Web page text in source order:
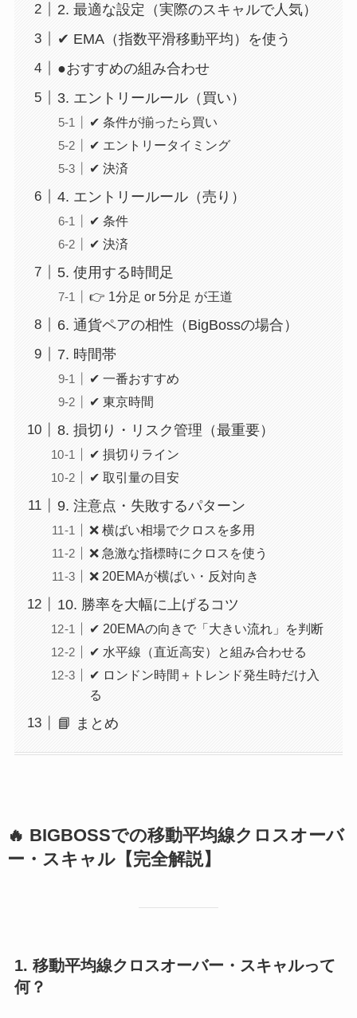
2. 最適な設定（実際のスキャルで人気）
✔ EMA（指数平滑移動平均）を使う
●おすすめの組み合わせ
3. エントリールール（買い）
✔ 条件が揃ったら買い
✔ エントリータイミング
✔ 決済
4. エントリールール（売り）
✔ 条件
✔ 決済
5. 使用する時間足
👉 1分足 or 5分足 が王道
6. 通貨ペアの相性（BigBossの場合）
7. 時間帯
✔ 一番おすすめ
✔ 東京時間
8. 損切り・リスク管理（最重要）
✔ 損切りライン
✔ 取引量の目安
9. 注意点・失敗するパターン
❌ 横ばい相場でクロスを多用
❌ 急激な指標時にクロスを使う
❌ 20EMAが横ばい・反対向き
10. 勝率を大幅に上げるコツ
✔ 20EMAの向きで「大きい流れ」を判断
✔ 水平線（直近高安）と組み合わせる
✔ ロンドン時間＋トレンド発生時だけ入
る
📘 まとめ
🔥 BIGBOSSでの移動平均線クロスオーバ
ー・スキャル【完全解説】
1. 移動平均線クロスオーバー・スキャルって
何？